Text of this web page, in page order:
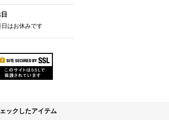
日はお休みです
ックしたアイテム